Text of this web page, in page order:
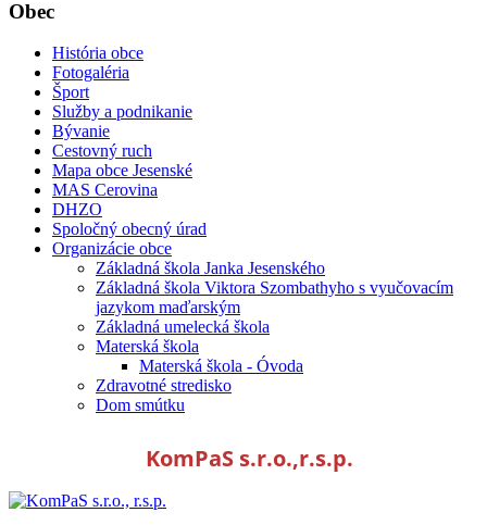
Obec
História obce
Fotogaléria
Šport
Služby a podnikanie
Bývanie
Cestovný ruch
Mapa obce Jesenské
MAS Cerovina
DHZO
Spoločný obecný úrad
Organizácie obce
Základná škola Janka Jesenského
Základná škola Viktora Szombathyho s vyučovacím
jazykom maďarským
Základná umelecká škola
Materská škola
Materská škola - Óvoda
Zdravotné stredisko
Dom smútku
KomPaS s.r.o.,r.s.p.